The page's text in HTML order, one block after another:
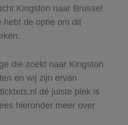
Kingston naar Brussel
hebt de optie om dit
die zoekt naar Kingston
en wij zijn ervan
dé juiste plek is
hieronder meer over